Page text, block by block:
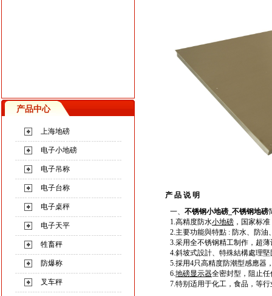
产品中心
上海地磅
电子小地磅
电子吊称
电子台称
电子桌秤
电子天平
牲畜秤
防爆称
叉车秤
产 品 说 明
一、 不锈钢小地磅 不锈钢地磅
1.高精度防水小地磅 ，国家标
2.主要功能與特點 : 防水、防油
3.采用全不锈钢精工制作，超
4.斜坡式設計、特殊結構處理堅
5.採用4只高精度防潮型感應器
6.地磅显示器全密封型，阻止
7.特别适用于化工，食品，等行